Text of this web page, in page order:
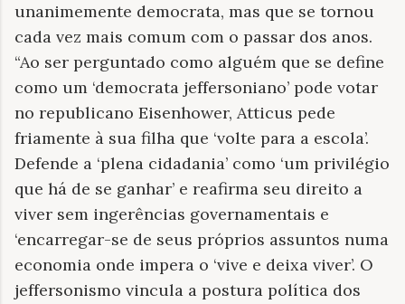
unanimemente democrata, mas que se tornou
cada vez mais comum com o passar dos anos.
“Ao ser perguntado como alguém que se define
como um ‘democrata jeffersoniano’ pode votar
no republicano Eisenhower, Atticus pede
friamente à sua filha que ‘volte para a escola’.
Defende a ‘plena cidadania’ como ‘um privilégio
que há de se ganhar’ e reafirma seu direito a
viver sem ingerências governamentais e
‘encarregar-se de seus próprios assuntos numa
economia onde impera o ‘vive e deixa viver’. O
jeffersonismo vincula a postura política dos